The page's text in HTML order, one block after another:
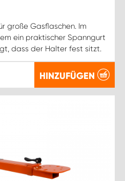
große Gasflaschen. Im
ein praktischer Spanngurt
dass der Halter fest sitzt.
HINZUFÜGEN